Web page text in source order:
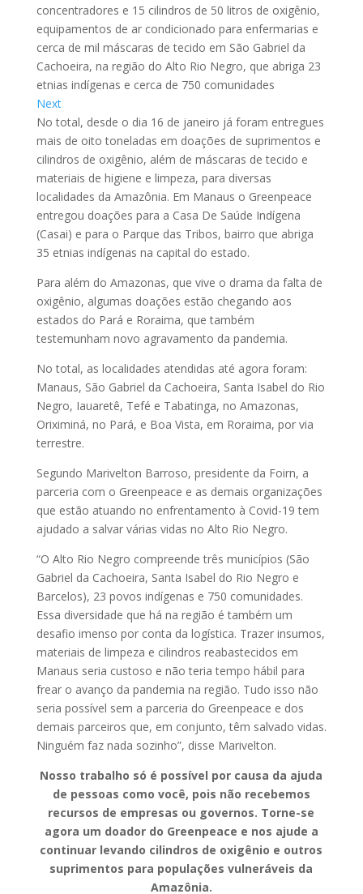
concentradores e 15 cilindros de 50 litros de oxigênio,
equipamentos de ar condicionado para enfermarias e
cerca de mil máscaras de tecido em São Gabriel da
Cachoeira, na região do Alto Rio Negro, que abriga 23
etnias indígenas e cerca de 750 comunidades
Next
No total, desde o dia 16 de janeiro já foram entregues
mais de oito toneladas em doações de suprimentos e
cilindros de oxigênio, além de máscaras de tecido e
materiais de higiene e limpeza, para diversas
localidades da Amazônia. Em Manaus o Greenpeace
entregou doações para a Casa De Saúde Indígena
(Casai) e para o Parque das Tribos, bairro que abriga
35 etnias indígenas na capital do estado.
Para além do Amazonas, que vive o drama da falta de
oxigênio, algumas doações estão chegando aos
estados do Pará e Roraima, que também
testemunham novo agravamento da pandemia.
No total, as localidades atendidas até agora foram:
Manaus, São Gabriel da Cachoeira, Santa Isabel do Rio
Negro, Iauaretê, Tefé e Tabatinga, no Amazonas,
Oriximiná, no Pará, e Boa Vista, em Roraima, por via
terrestre.
Segundo Marivelton Barroso, presidente da Foirn, a
parceria com o Greenpeace e as demais organizações
que estão atuando no enfrentamento à Covid-19 tem
ajudado a salvar várias vidas no Alto Rio Negro.
“O Alto Rio Negro compreende três municípios (São
Gabriel da Cachoeira, Santa Isabel do Rio Negro e
Barcelos), 23 povos indígenas e 750 comunidades.
Essa diversidade que há na região é também um
desafio imenso por conta da logística. Trazer insumos,
materiais de limpeza e cilindros reabastecidos em
Manaus seria custoso e não teria tempo hábil para
frear o avanço da pandemia na região. Tudo isso não
seria possível sem a parceria do Greenpeace e dos
demais parceiros que, em conjunto, têm salvado vidas.
Ninguém faz nada sozinho”, disse Marivelton.
Nosso trabalho só é possível por causa da ajuda
de pessoas como você, pois não recebemos
recursos de empresas ou governos. Torne-se
agora um doador do Greenpeace e nos ajude a
continuar levando cilindros de oxigênio e outros
suprimentos para populações vulneráveis da
Amazônia.